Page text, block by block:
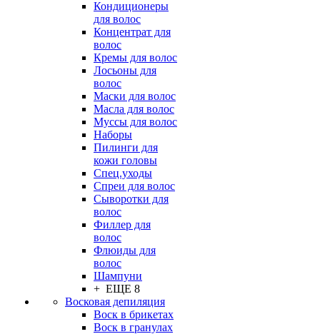
Кондиционеры
для волос
Концентрат для
волос
Кремы для волос
Лосьоны для
волос
Маски для волос
Масла для волос
Муссы для волос
Наборы
Пилинги для
кожи головы
Спец.уходы
Спреи для волос
Сыворотки для
волос
Филлер для
волос
Флюиды для
волос
Шампуни
+ ЕЩЕ 8
Восковая депиляция
Воск в брикетах
Воск в гранулах